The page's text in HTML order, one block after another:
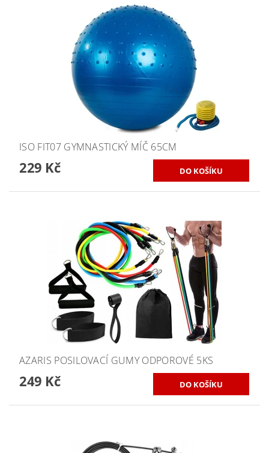
ISO FIT07 GYMNASTICKÝ MÍČ 65CM
229 Kč
AZARIS POSILOVACÍ GUMY ODPOROVÉ 5KS
249 Kč